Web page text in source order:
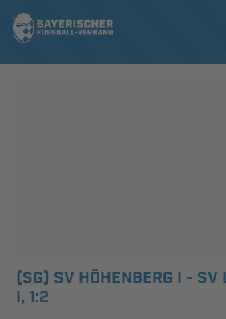
AUSBILDUNG & FÖRDERUNG
DER VERBAND
(SG) SV HÖHENBERG I - SV
I, 1:2